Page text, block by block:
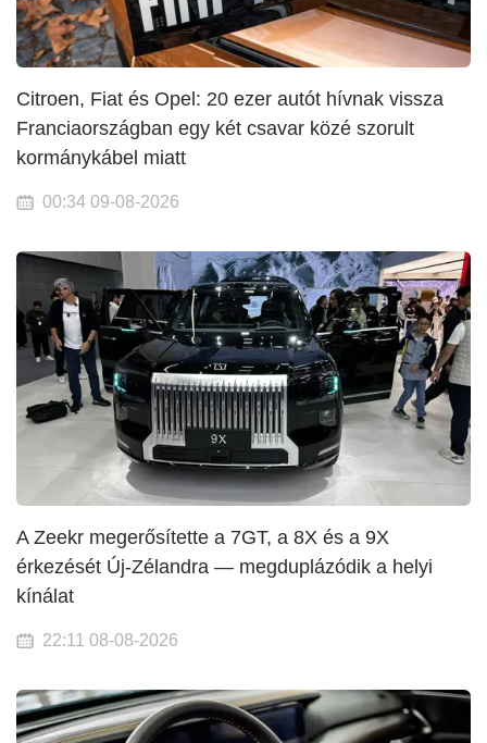
Citroen, Fiat és Opel: 20 ezer autót hívnak vissza
Franciaországban egy két csavar közé szorult
kormánykábel miatt
00:34 09-08-2026
A Zeekr megerősítette a 7GT, a 8X és a 9X
érkezését Új-Zélandra — megduplázódik a helyi
kínálat
22:11 08-08-2026